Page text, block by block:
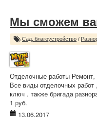
Мы сможем
Сад, благоустройство /
Отделочные работы Ремонт,
Все виды отделочных
ключ . также бригада
1 руб.
13.06.2017